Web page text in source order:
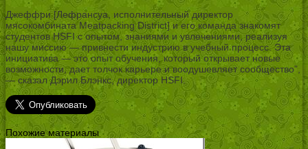
Джеффри [Лефрансуа, исполнительный директор
мясокомбината Meatpacking District] и его команда знакомят
студентов HSFI с опытом, знаниями и увлечениями, реализуя
нашу миссию — привнести индустрию в учебный процесс. Эта
инициатива — это опыт обучения, который открывает новые
возможности, дает толчок карьере и воодушевляет сообщество”,
— сказал Дэрил Блэнкс, директор HSFI.
Похожие материалы